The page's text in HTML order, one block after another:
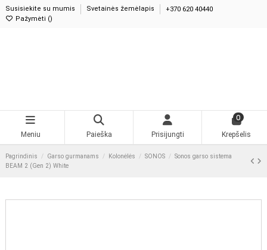
Susisiekite su mumis Svetainės žemėlapis
+370 620 40440
Pažymėti ()
Meniu Paieška Prisijungti
0
Krepšelis
Pagrindinis Garso gurmanams Kolonėlės SONOS
Sonos garso sistema
BEAM 2 (Gen 2) White